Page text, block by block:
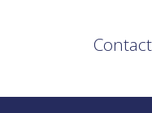
Contact